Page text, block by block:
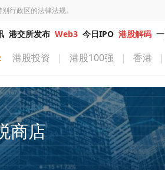
行政区的法律法规。
港交所发布 Web3 今日IPO 港股解码
港股投资 | 港股100强 | 香港 |
商店